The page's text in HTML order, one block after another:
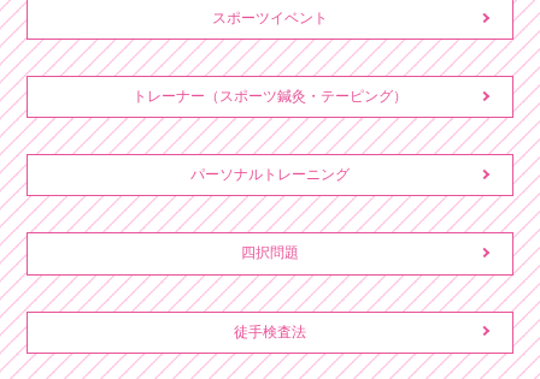
スポーツイベント
トレーナー（スポーツ鍼灸・テーピング）
パーソナルトレーニング
四択問題
徒手検査法